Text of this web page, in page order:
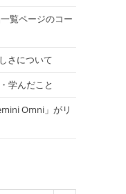
覧ページのコー
さについて
学んだこと
Omni」がリ